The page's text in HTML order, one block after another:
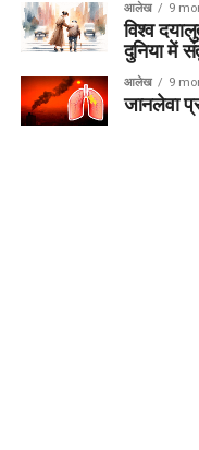
आलेख 9
विश्व
दुनिया में
आलेख 9
जानलेवा